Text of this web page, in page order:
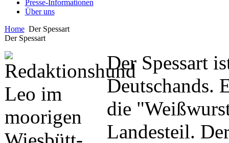
Presse-Informationen
Über uns
Home Der Spessart
Der Spessart
Der Spessart
Deutschands.
die
Landesteil.